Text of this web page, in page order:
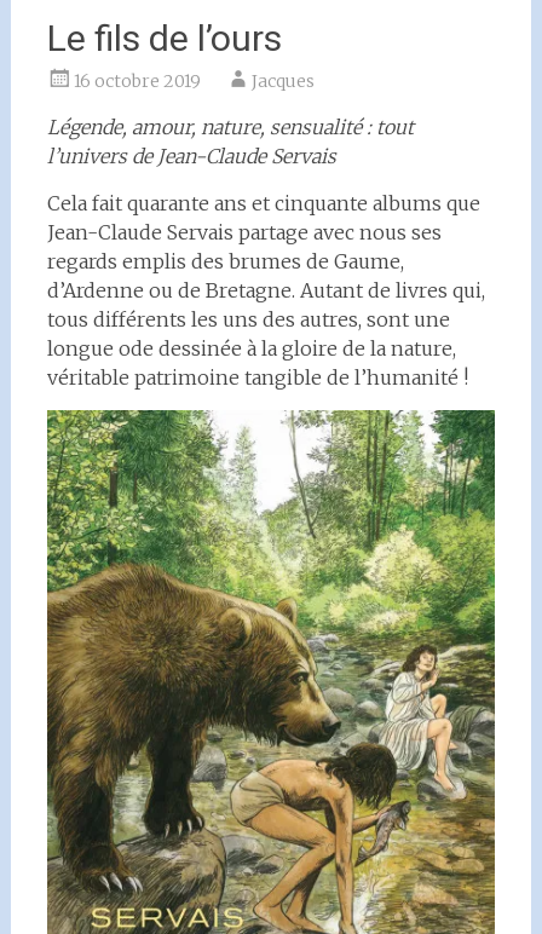
Le fils de l’ours
16 octobre 2019 Jacques
Légende, amour, nature, sensualité : tout
l’univers de Jean-Claude Servais
Cela fait quarante ans et cinquante albums que
Jean-Claude Servais partage avec nous ses
regards emplis des brumes de Gaume,
d’Ardenne ou de Bretagne. Autant de livres qui,
tous différents les uns des autres, sont une
longue ode dessinée à la gloire de la nature,
véritable patrimoine tangible de l’humanité !